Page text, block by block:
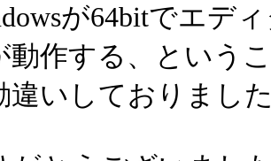
が64bitでエデ
動作する、という
違いしておりまし